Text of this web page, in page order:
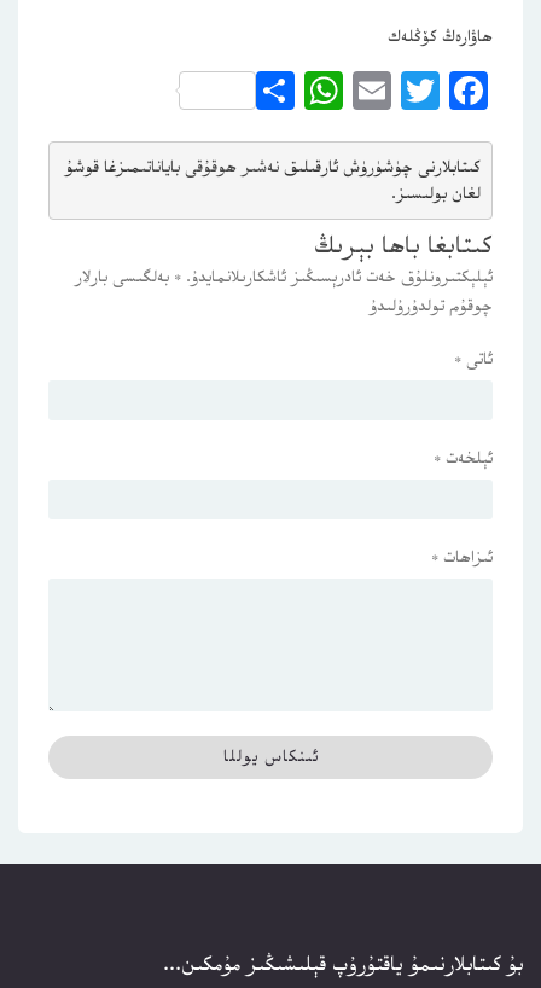
ھاۋارەڭ كۆڭلەك
Facebook
Twitter
Email
WhatsApp
Share
كىتابلارنى چۈشۈرۈش ئارقىلىق نەشىر ھوقۇقى باياناتىمىزغا قوشۇ
لغان بولىسىز.
كىتابغا باھا بېرىڭ
ئېلېكتىرونلۇق خەت ئادرېسىڭىز ئاشكارىلانمايدۇ. * بەلگىسى بارلار
چوقۇم تولدۇرۇلىدۇ
ئاتى *
ئېلخەت *
ئىزاھات *
بۇ كىتابلارنىمۇ ياقتۇرۇپ قېلىشىڭىز مۇمكىن...